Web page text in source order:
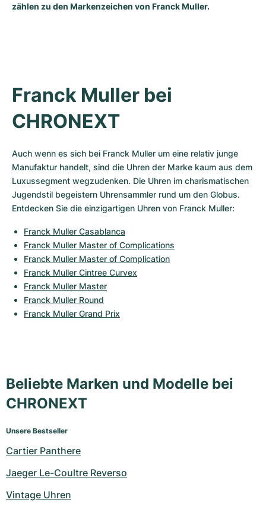
zählen zu den Markenzeichen von Franck Muller.
Franck Muller bei
CHRONEXT
Auch wenn es sich bei Franck Muller um eine relativ junge
Manufaktur handelt, sind die Uhren der Marke kaum aus dem
Luxussegment wegzudenken. Die Uhren im charismatischen
Jugendstil begeistern Uhrensammler rund um den Globus.
Entdecken Sie die einzigartigen Uhren von Franck Muller:
Franck Muller Casablanca
Franck Muller Master of Complications
Franck Muller Master of Complication
Franck Muller Cintree Curvex
Franck Muller Master
Franck Muller Round
Franck Muller Grand Prix
Beliebte Marken und Modelle bei
CHRONEXT
Unsere Bestseller
Cartier Panthere
Jaeger Le-Coultre Reverso
Vintage Uhren